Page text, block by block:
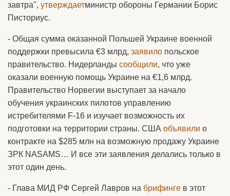
завтра", утверждаетминистр обороны Германии Борис
Писториус.
- Общая сумма оказанной Польшей Украине военной
поддержки превысила €3 млрд, заявило польское
правительство. Нидерланды сообщили, что уже
оказали военную помощь Украине на €1,6 млрд.
Правительство Норвегии выступает за начало
обучения украинских пилотов управлению
истребителями F-16 и изучает возможность их
подготовки на территории страны. США объявили о
контракте на $285 млн на возможную продажу Украине
ЗРК NASAMS… И все эти заявления делались только в
этот один день.
- Глава МИД РФ Сергей Лавров на брифинге в этот